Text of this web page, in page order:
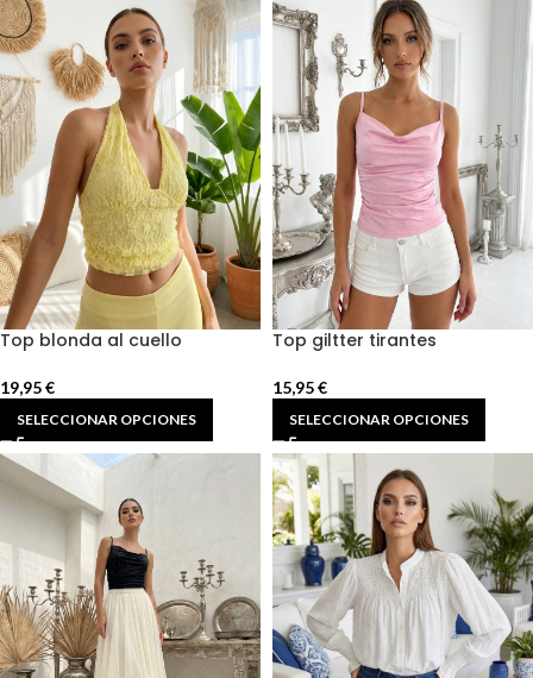
Top blonda al cuello
19,95€
SELECCIONAR OPCIONES
Top giltter tirantes
15,95€
SELECCIONAR OPCIONES